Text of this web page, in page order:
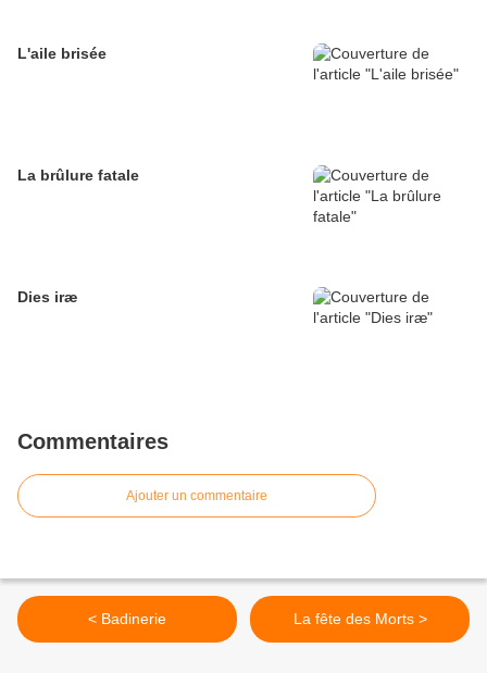
L'aile brisée
La brûlure fatale
Dies iræ
Commentaires
Ajouter un commentaire
< Badinerie La fête des Morts >